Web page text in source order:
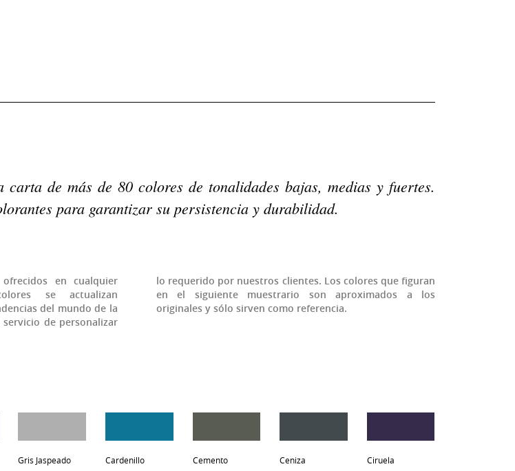
carta de más de 80 colores de tonalidades bajas, medias y fuertes.
para garantizar su persistencia y durabilidad.
en cualquier
se actualizan
del mundo de la
de personalizar
lo requerido por nuestros clientes. Los colores que figuran
en el siguiente muestrario son aproximados a los
originales y sólo sirven como referencia.
Gris Jaspeado Cardenillo Cemento Ceniza Ciruela